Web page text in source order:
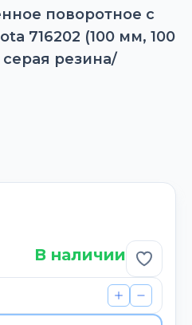
поворотное с
716202 (100 мм, 100
серая резина/
В наличии